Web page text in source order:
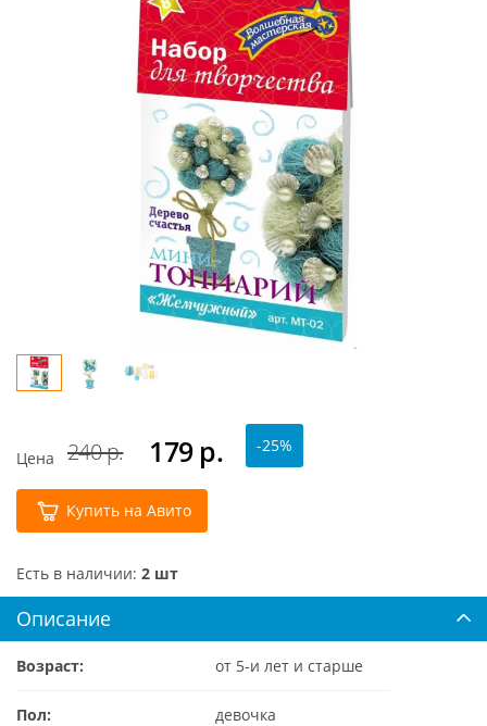
Цена 240 р. 179 р. -25%
Купить на Авито
Есть в наличии: 2 шт
Описание
Возраст: от 5-и лет и старше
Пол: девочка